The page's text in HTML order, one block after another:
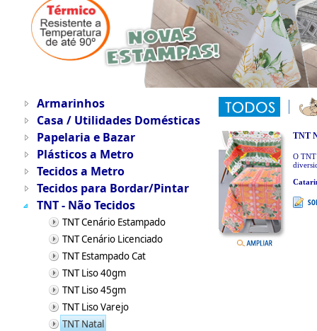
Armarinhos
Casa / Utilidades Domésticas
Papelaria e Bazar
Plásticos a Metro
Tecidos a Metro
Tecidos para Bordar/Pintar
TNT - Não Tecidos
TNT Cenário Estampado
TNT Cenário Licenciado
TNT Estampado Cat
TNT Liso 40gm
TNT Liso 45gm
TNT Liso Varejo
TNT Natal
TNT
O TNT